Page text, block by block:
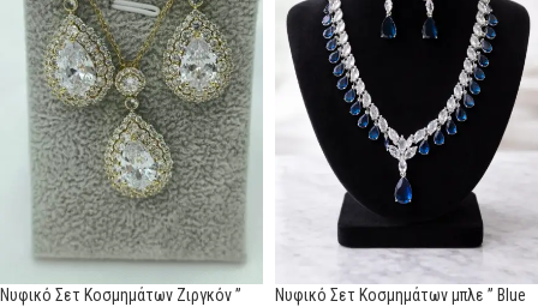
Νυφικό Σετ Κοσμημάτων Ζιργκόν ”
Νυφικό Σετ Κοσμημάτων μπλε ” Blue